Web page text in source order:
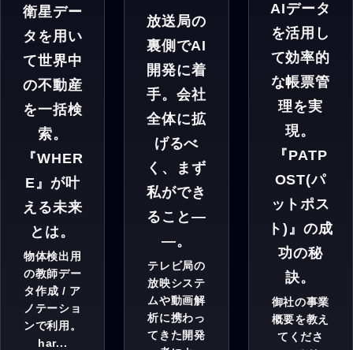
衛星デー
タを用い
て世界中
の不動産
を一括検
索。
『WHER
E』が叶
える未来
とは。
物体検出用
の教師デー
タ作成 / ア
ノテーショ
ンで利用。
har...
放送局の
裏側でAI
開発に着
手。会社
全体に拡
げるべ
く、まず
私ができ
ること―
—。
テレビ局の
放映システ
ムや動画解
析に携わっ
てきた開発
AIデータ
を活用し
て効率的
な帳票管
理を実
現。
『PATP
OST(パ
ットポス
ト)』の成
功の秘
訣。
御社の事業
概要を教え
てくださ